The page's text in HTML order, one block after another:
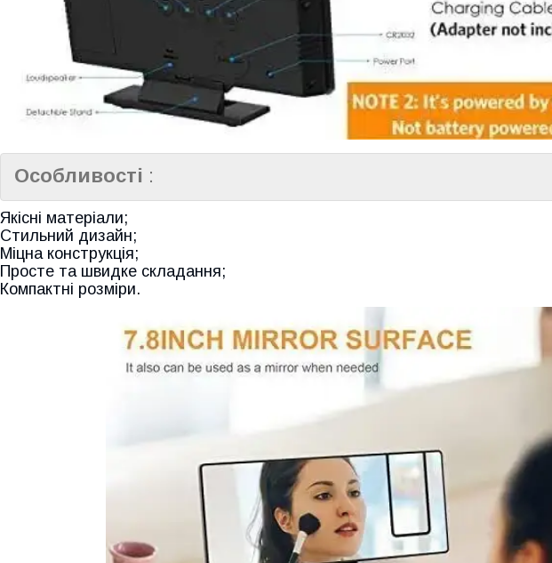
Особливості :
Якісні матеріали;
Стильний дизайн;
Міцна конструкція;
Просте та швидке складання;
Компактні розміри.